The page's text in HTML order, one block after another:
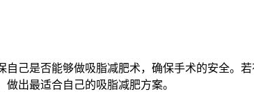
己是否能够做吸脂减肥术，确保手术的安全。
出最适合自己的吸脂减肥方案。